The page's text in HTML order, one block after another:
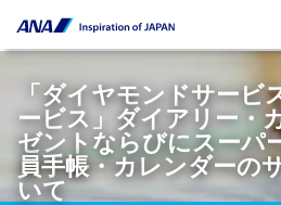
「ダイヤモンドサービ
ービス」ダイアリー・
ゼントならびにスーパ
員手帳・カレンダーの
いて